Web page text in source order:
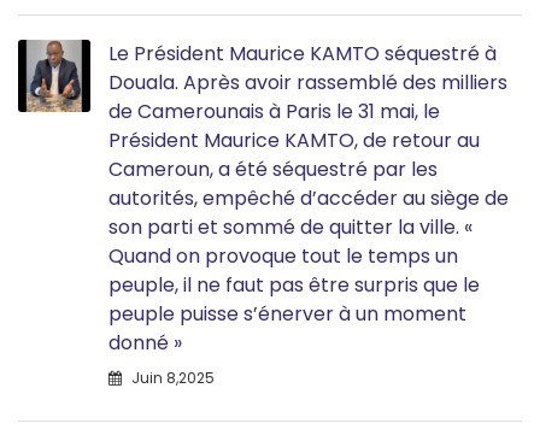
Le Président Maurice KAMTO séquestré à
Douala. Après avoir rassemblé des milliers
de Camerounais à Paris le 31 mai, le
Président Maurice KAMTO, de retour au
Cameroun, a été séquestré par les
autorités, empêché d’accéder au siège de
son parti et sommé de quitter la ville. «
Quand on provoque tout le temps un
peuple, il ne faut pas être surpris que le
peuple puisse s’énerver à un moment
donné »
Juin 8,2025